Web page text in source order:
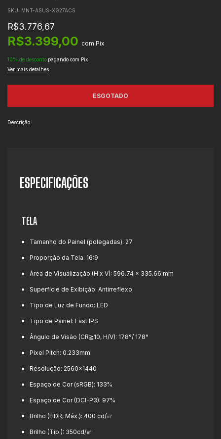
SKU: MNT-ASUS-XG27ACS
R$3.776,67
R$3.399,00 com Pix
10% de desconto pagando com Pix
Ver mais detalhes
Descrição
ESPECIFICAÇÕES
TELA
Tamanho do Painel (polegadas): 27
Proporção da Tela: 16:9
Área de Visualização (H x V): 596.74 x 335.66 mm
Superfície de Exibição: Antirreflexo
Tipo de Luz de Fundo: LED
Tipo de Painel: Fast IPS
Ângulo de Visão (CR≧10, H/V): 178°/ 178°
Pixel Pitch: 0.233mm
Resolução: 2560x1440
Espaço de Cor (sRGB): 133%
Espaço de Cor (DCI-P3): 97%
Brilho (HDR, Máx.): 400 cd/㎡
Brilho (Tip.): 350cd/㎡